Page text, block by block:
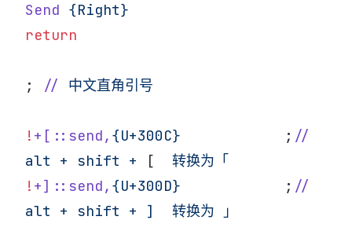
Send {Right}
return
; // 中文直角引号
! +[::send, {U+300C}
            ;
//
alt + shift + [ 转换为「
! +]::send, {U+300D}
            ;
//
alt + shift + ]
  转换为
」